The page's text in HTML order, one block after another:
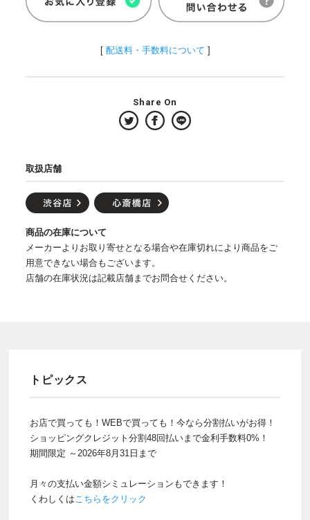
[ 配送料・手数料について ]
Share On
取扱店舗
商品の在庫について
メーカーよりお取り寄せとなる場合や在庫切れにより商品をご
用意できない場合もございます。
店舗の在庫状況は記載店舗までお問合せください。
トピックス
お店で買っても！WEBで買っても！今なら分割払いがお得！
ショッピングクレジット分割48回払いまで金利手数料0%！
期間限定 ～2026年8月31日まで
月々の支払い金額シミュレーションもできます！
くわしくはこちらをクリック